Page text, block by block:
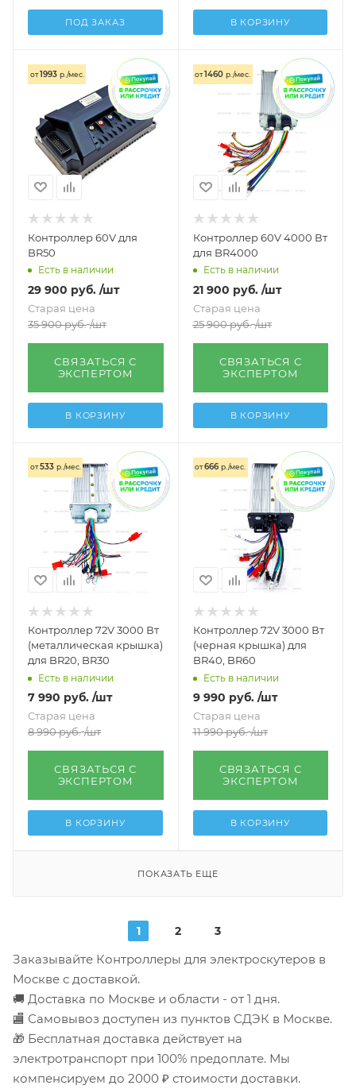
ПОД ЗАКАЗ В КОРЗИНУ
от1993 р./мес.
Контроллер 60V для
BR50
Есть в наличии
29 900 руб. /шт
Старая цена
35 900руб. /шт
СВЯЗАТЬСЯ С
ЭКСПЕРТОМ
В КОРЗИНУ
от1460 р./мес.
Контроллер 60V 4000 Вт
для BR4000
Есть в наличии
21 900 руб. /шт
Старая цена
25 900руб. /шт
СВЯЗАТЬСЯ С
ЭКСПЕРТОМ
В КОРЗИНУ
от533 р./мес.
Контроллер 72V 3000 Вт
(металлическая крышка)
для BR20, BR30
Есть в наличии
7 990 руб. /шт
Старая цена
8 990руб. /шт
СВЯЗАТЬСЯ С
ЭКСПЕРТОМ
В КОРЗИНУ
от666 р./мес.
Контроллер 72V 3000 Вт
(черная крышка) для
BR40, BR60
Есть в наличии
9 990 руб. /шт
Старая цена
11 990руб. /шт
СВЯЗАТЬСЯ С
ЭКСПЕРТОМ
В КОРЗИНУ
ПОКАЗАТЬ ЕЩЕ
1 2 3
Заказывайте Контроллеры для электроскутеров в
Москве с доставкой.
🚚 Доставка по Москве и области - от 1 дня.
🏬 Самовывоз доступен из пунктов СДЭК в Москве.
🎁 Бесплатная доставка действует на
электротранспорт при 100% предоплате. Мы
компенсируем до 2000 ₽ стоимости доставки.